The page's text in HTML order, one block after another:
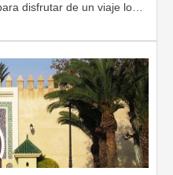
disfrutar de un viaje lo…